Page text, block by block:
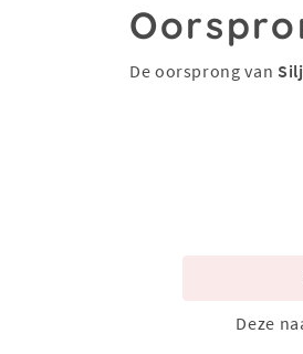
De oorsprong van
Deze